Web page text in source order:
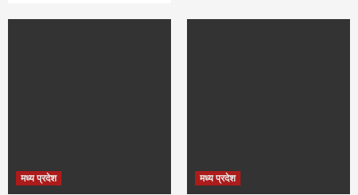
मध्य प्रदेश मध्य प्रदेश